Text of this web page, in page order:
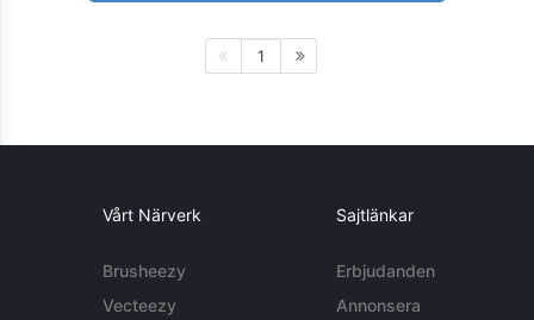
1
Vårt Närverk
Brusheezy
Vecteezy
Sajtlänkar
Erbjudanden
Annonsera